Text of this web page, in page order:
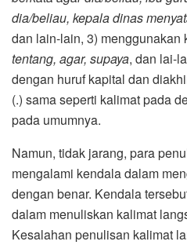
dia/beliau, kepala dinas
dan lain-lain, 3) menggunakan
tentang, agar, supaya, dan lai-
dengan huruf kapital dan
(.) sama seperti kalimat pada
pada umumnya.
Namun, tidak jarang, para
mengalami kendala dalam
dengan benar. Kendala
dalam menuliskan kalimat
Kesalahan penulisan kalimat